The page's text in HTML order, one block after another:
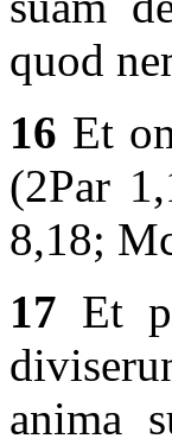
quod
16 Et
(2Par
8,18;
17 Et
anima